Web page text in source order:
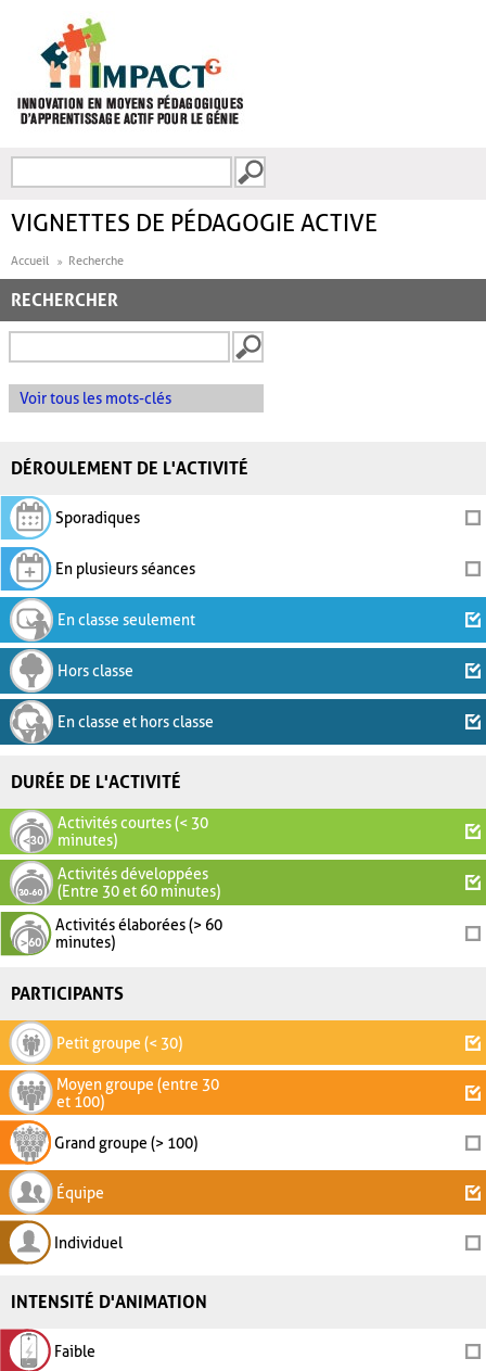
FORMULAIRE DE
VIGNETTES DE PÉDAGOGIE ACTIVE
Accueil Recherche
RECHERCHER
Voir tous les mots-clés
DÉROULEMENT DE L'ACTIVITÉ
Sporadiques
En plusieurs séances
En classe seulement
Hors classe
En classe et hors classe
DURÉE DE L'ACTIVITÉ
Activités courtes (< 30
minutes)
Activités développées
(Entre 30 et 60 minutes)
Activités élaborées (> 60
minutes)
PARTICIPANTS
Petit groupe (< 30)
Moyen groupe (entre 30
et 100)
Grand groupe (> 100)
Équipe
Individuel
INTENSITÉ D'ANIMATION
Faible